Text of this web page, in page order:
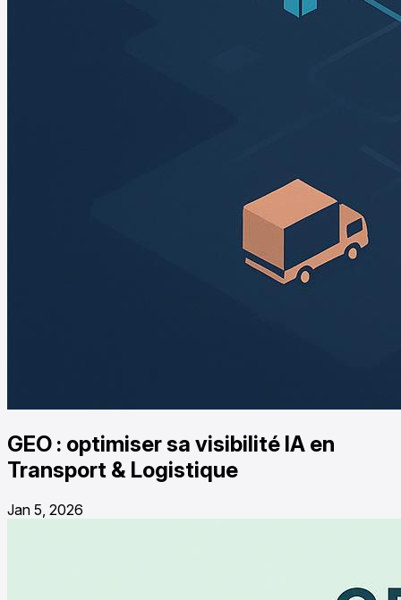
GEO : optimiser sa visibilité IA en
Transport & Logistique
Jan 5, 2026